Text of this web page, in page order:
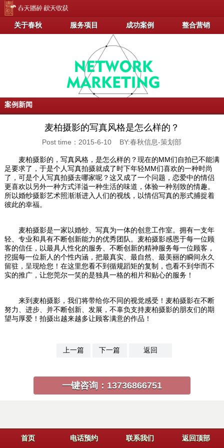
关于春秋 服务项目 成功案例 整合营销
案例新闻
麦柏摄影的写真风格是怎么样的？
Post time：2015-6-10 BY:春秋信息-策划部
麦柏摄影的，写真风格，是怎么样的？现在的MM们自拍已不能满
足要求了，于是个人写真拍摄就成了时下年轻MM们喜欢的一种时尚
了，可是个人写真拍摄去哪家呢？这又成了一个问题，恋爱中的情侣
更喜欢以另外一种方式洋溢一种生活的味道，体验一种别致的情趣。
所以婚纱摄影艺术照渐渐进入人们的视线，以情侣写真的形式捕捉着
彼此的幸福。
麦柏摄影是一家以婚纱、写真为一体的创意工作室。拥有一支年
轻、专业和具有不断创新能力的优秀团队。麦柏摄影感恩于每一位顾
客的信任，以最具人性化的服务、不断创新的精神服务每一位顾客，
挖掘每一位新人的个性内涵，把最真实、最自然、最美丽的瞬间永久
留驻，呈现给您！在这里您看不到循规蹈矩的复制，也看不到华而不
实的推广，让您莞尔一笑的是独具一格的相片和贴心的服务！
来到麦柏摄影，我们将带给你不同的视觉感受！麦柏摄影在不断
努力、进步、并不断创新、发展，不辜负支持麦柏摄影的朋友们的期
望与厚爱！拍摄出越来越多让顾客满意的作品！
上一篇 下一篇 返回
一键咨询： 13736866751
首页 电话预约 联系我们 返回顶部